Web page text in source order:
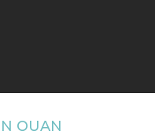
QUAN